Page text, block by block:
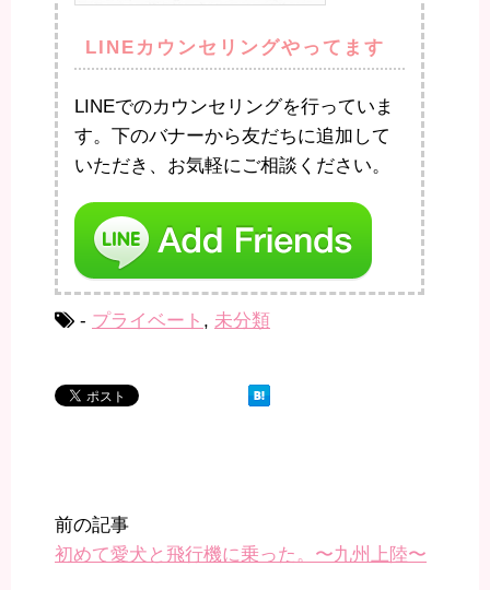
LINEカウンセリングやってます
LINEでのカウンセリングを行っていま
す。下のバナーから友だちに追加して
いただき、お気軽にご相談ください。
- プライベート , 未分類
前の記事
初めて愛犬と飛行機に乗った。〜九州上陸〜